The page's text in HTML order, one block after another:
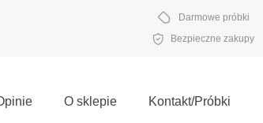
Darmowe próbki
Bezpieczne zakupy
O sklepie Kontakt/Próbki